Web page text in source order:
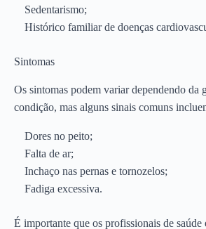
Sedentarismo;
Histórico familiar de doenças
Sintomas
Os sintomas podem variar dependendo da
condição, mas alguns sinais comuns
Dores no peito;
Falta de ar;
Inchaço nas pernas e tornozelos;
Fadiga excessiva.
É importante que os profissionais de saúde